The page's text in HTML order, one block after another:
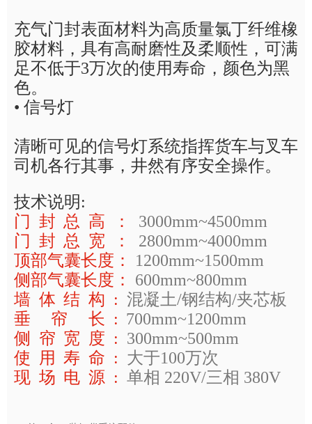
充气门封表面材料为高质量氯丁纤维橡
胶材料，具有高耐磨性及柔顺性，可满
足不低于3万次的使用寿命，颜色为黑
色。
• 信号灯
清晰可见的信号灯系统指挥货车与叉车
司机各行其事，井然有序安全操作。
技术说明 :
门封总高： 3000mm~4500mm
门封总宽： 2800mm~4000mm
顶部气囊长度： 1200mm~1500mm
侧部气囊长度： 600mm~800mm
墙体结构 : 混凝土/钢结构/夹芯板
垂 帘 长 : 700mm~1200mm
侧帘宽度 : 300mm~500mm
使用寿命 : 大于100万次
现场电源 : 单相 220V/三相 380V